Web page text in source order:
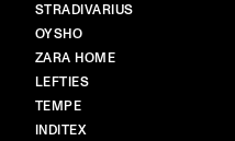
STRADIVARIUS
OYSHO
ZARA HOME
LEFTIES
TEMPE
INDITEX